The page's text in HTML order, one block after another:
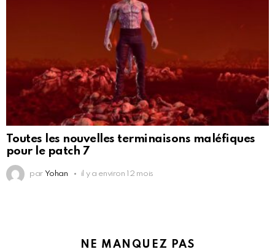
Toutes les nouvelles terminaisons maléfiques
pour le patch 7
par Yohan il y a environ 12 mois
NE MANQUEZ PAS